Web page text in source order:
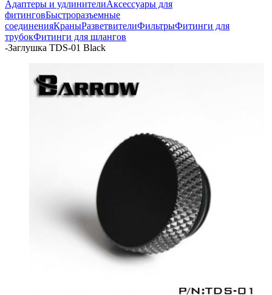
Адаптеры и удлинителиАксессуары для
фитинговБыстроразъемные
соединенияКраныРазветвителиФильтрыФитинги для
трубокФитинги для шлангов
-Заглушка TDS-01 Black